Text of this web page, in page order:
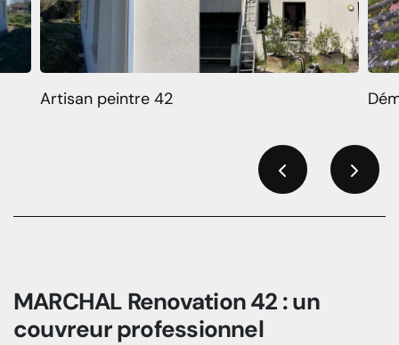
Artisan peintre 42
MARCHAL Renovation 42 : un
couvreur professionnel